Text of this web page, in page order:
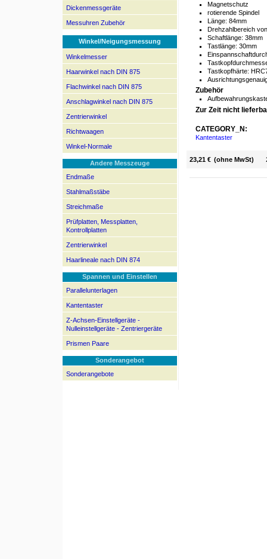
Dickenmessgeräte
Messuhren Zubehör
Winkel/Neigungsmessung
Winkelmesser
Haarwinkel nach DIN 875
Flachwinkel nach DIN 875
Anschlagwinkel nach DIN 875
Zentrierwinkel
Richtwaagen
Winkel-Normale
Andere Messzeuge
Endmaße
Stahlmaßstäbe
Streichmaße
Prüfplatten, Messplatten,
Kontrollplatten
Zentrierwinkel
Haarlineale nach DIN 874
Spannen und Einstellen
Parallelunterlagen
Kantentaster
Z-Achsen-Einstellgeräte -
Nulleinstellgeräte - Zentriergeräte
Prismen Paare
Sonderangebot
Sonderangebote
Magnetschutz
rotierende Spindel
Länge: 84mm
Drehzahlbereich
Schaftlänge: 38mm
Tastlänge: 30mm
Tastkopfhärte:
Zubehör
Zur Zeit nicht
CATEGORY_N:
Kantentaster
23,21 € (ohne MwSt)